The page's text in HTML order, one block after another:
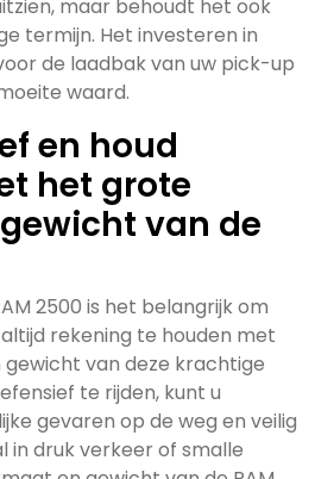
maar behoudt het ook
termijn. Het investeren in
de laadbak van uw pick-up
waard.
en houd
het grote
van de
2500 is het belangrijk om
rekening te houden met
van deze krachtige
te rijden, kunt u
gevaren op de weg en veilig
in druk verkeer of smalle